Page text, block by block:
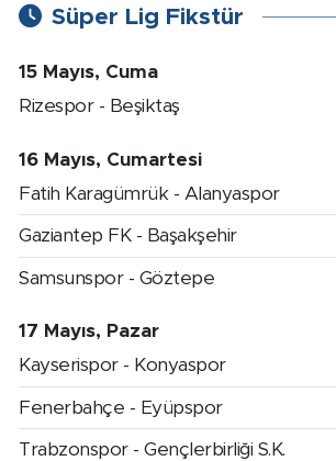
Süper Lig Fikstür
15 Mayıs, Cuma
Rizespor - Beşiktaş
16 Mayıs, Cumartesi
Fatih Karagümrük - Alanyaspor
Gaziantep FK - Başakşehir
Samsunspor - Göztepe
17 Mayıs, Pazar
Kayserispor - Konyaspor
Fenerbahçe - Eyüpspor
Trabzonspor - Gençlerbirliği S.K.